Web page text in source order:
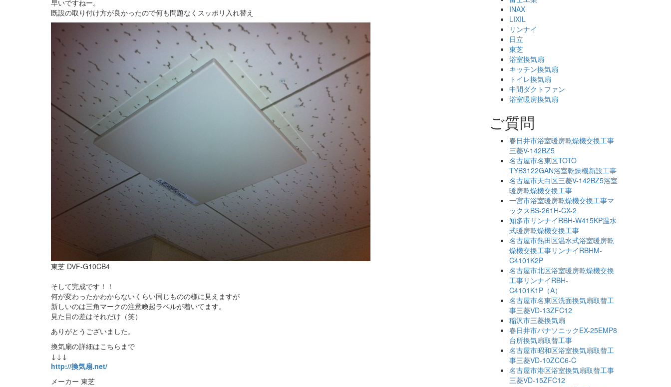
早いですねー。
既設の取り付け方が良かったので何も問題なくスッポリ入れ替え
東芝 DVF-G10CB4
そして完成です！！
何が変わったかわからないくらい同じものの様に見えますが
新しいのは三角マークの注意喚起ラベルが着いてます。
見た目の差はそれだけ（笑）
ありがとうございました。
換気扇の詳細はこちらまで
↓↓↓
http://換気扇.net/
メーカー 東芝
INAX
LIXIL
リンナイ
日立
東芝
浴室換気扇
キッチン換気扇
トイレ換気扇
中間ダクトファン
浴室暖房換気扇
ご質問
春日井市浴室暖房乾燥機交換工事
三菱V-142BZ5
名古屋市名東区TOTO
TYB3122GAN浴室乾燥機新設工事
名古屋市天白区三菱V-142BZ5浴室
暖房乾燥機交換工事
一宮市浴室暖房乾燥機交換工事マ
ックスBS-261H-CX-2
知多市リンナイRBH-W415KP温水
式暖房乾燥機交換工事
名古屋市熱田区温水式浴室暖房乾
燥機交換工事リンナイRBHM-
C4101K2P
名古屋市北区浴室暖房乾燥機交換
工事リンナイRBH-
C4101K1P（A）
名古屋市名東区洗面換気扇取替工
事三菱VD-13ZFC12
稲沢市三菱換気扇
春日井市パナソニックEX-25EMP8
台所換気扇取替工事
名古屋市昭和区浴室換気扇取替工
事三菱VD-10ZCC6-C
名古屋市港区浴室換気扇取替工事
三菱VD-15ZFC12